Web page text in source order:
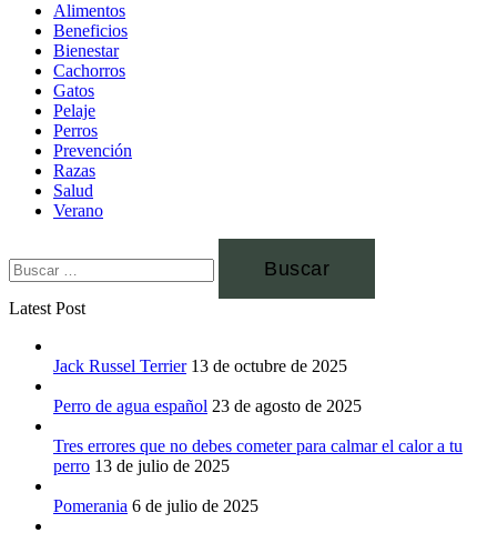
Alimentos
Beneficios
Bienestar
Cachorros
Gatos
Pelaje
Perros
Prevención
Razas
Salud
Verano
Latest Post
Jack Russel Terrier 13 de octubre de 2025
Perro de agua español 23 de agosto de 2025
Tres errores que no debes cometer para calmar el calor a tu
perro 13 de julio de 2025
Pomerania 6 de julio de 2025